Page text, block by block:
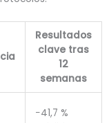
Resultados
clave tras
12
semanas
−41,7 %